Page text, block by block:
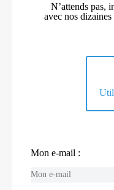
N’attends pas,
avec nos dizaines
Mon e-mail :